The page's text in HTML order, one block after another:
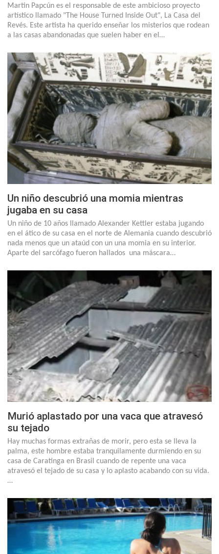
Martin Papcún es el responsable de este ambicioso proyecto
artístico llamado "The House Turned Inside Out", La Casa del
Revés. Este artista ha querido enseñar los misterios que rodean
a las casas abandonadas que suelen haber en el…
Un niño descubrió una momia mientras
jugaba en su casa
Un niño de 10 años llamado Alexander Kettler estaba jugando
en el ático de su casa en el norte de Alemania cuando descubrió
nada menos que un ataúd con un una momia en su interior.
Aparte del sarcófago fueron hallados una máscara…
Murió aplastado por una vaca que atravesó
su tejado
Hay muchas formas extrañas de morir, pero esta se lleva la
palma, este hombre estaba tranquilamente durmiendo en su
casa de Caratinga en Brasil cuando de repente una vaca
atravesó el tejado de su casa y lo aplasto acabando con su vida.
…